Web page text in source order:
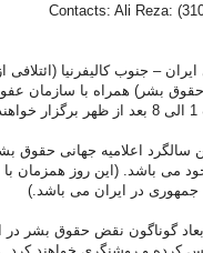
Contacts: Ali Reza:
2009 اتحاد برای ایران – جنوب
بشر) همراه با سازمان
می باشد. (این روز همزمان
جمهوری در ایران می باشد.)
ابعاد گوناگون نقض حقوق بشر